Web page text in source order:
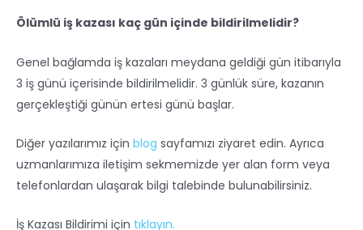
Ölümlü iş kazası kaç gün içinde bildirilmelidir?
Genel bağlamda iş kazaları meydana geldiği gün itibarıyla
3 iş günü içerisinde bildirilmelidir. 3 günlük süre, kazanın
gerçekleştiği günün ertesi günü başlar.
Diğer yazılarımız için blog sayfamızı ziyaret edin. Ayrıca
uzmanlarımıza iletişim sekmemizde yer alan form veya
telefonlardan ulaşarak bilgi talebinde bulunabilirsiniz.
İş Kazası Bildirimi için tıklayın.